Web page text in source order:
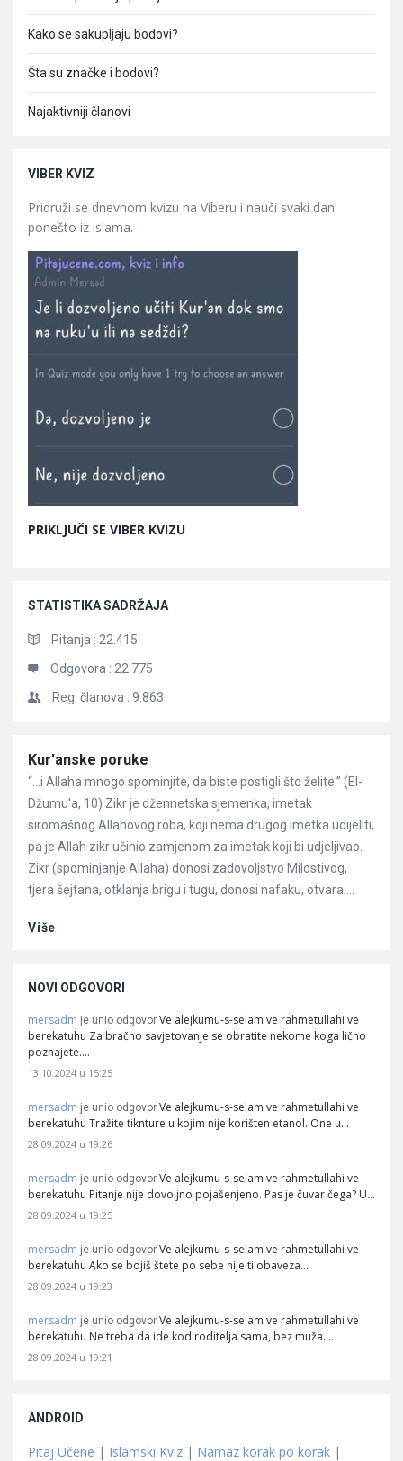
Kako se sakupljaju bodovi?
Šta su značke i bodovi?
Najaktivniji članovi
VIBER KVIZ
Pridruži se dnevnom kvizu na Viberu i nauči svaki dan
ponešto iz islama.
PRIKLJUČI SE VIBER KVIZU
STATISTIKA SADRŽAJA
Pitanja : 22.415
Odgovora : 22.775
Reg. članova : 9.863
Članci
Kur'anske poruke
“…i Allaha mnogo spominjite, da biste postigli što želite.” (El-
Džumu'a, 10) Zikr je džennetska sjemenka, imetak
siromašnog Allahovog roba, koji nema drugog imetka udijeliti,
pa je Allah zikr učinio zamjenom za imetak koji bi udjeljivao.
Zikr (spominjanje Allaha) donosi zadovoljstvo Milostivog,
tjera šejtana, otklanja brigu i tugu, donosi nafaku, otvara ...
Više
NOVI ODGOVORI
mersadm je unio odgovor Ve alejkumu-s-selam ve rahmetullahi ve
berekatuhu Za bračno savjetovanje se obratite nekome koga lično
poznajete.…
13.10.2024 u 15:25
mersadm je unio odgovor Ve alejkumu-s-selam ve rahmetullahi ve
berekatuhu Tražite tiknture u kojim nije korišten etanol. One u…
28.09.2024 u 19:26
mersadm je unio odgovor Ve alejkumu-s-selam ve rahmetullahi ve
berekatuhu Pitanje nije dovoljno pojašenjeno. Pas je čuvar čega? U…
28.09.2024 u 19:25
mersadm je unio odgovor Ve alejkumu-s-selam ve rahmetullahi ve
berekatuhu Ako se bojiš štete po sebe nije ti obaveza…
28.09.2024 u 19:23
mersadm je unio odgovor Ve alejkumu-s-selam ve rahmetullahi ve
berekatuhu Ne treba da ide kod roditelja sama, bez muža.…
28.09.2024 u 19:21
ANDROID
Pitaj Učene | Islamski Kviz | Namaz korak po korak |